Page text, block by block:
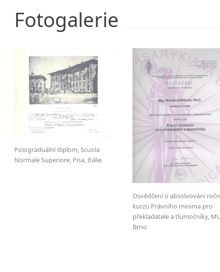
Fotogalerie
Postgraduální diplom, Scuola
Normale Superiore, Pisa, Itálie
Osvědčení o absolvování
kurzu Právního minima pro
překladatele a tlumočníky,
Brno